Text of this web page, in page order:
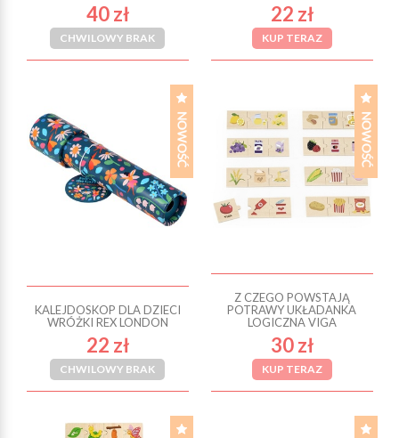
40 zł
CHWILOWY BRAK
22 zł
KUP TERAZ
KALEJDOSKOP DLA DZIECI
WRÓŻKI REX LONDON
22 zł
CHWILOWY BRAK
Z CZEGO POWSTAJĄ
POTRAWY UKŁADANKA
LOGICZNA VIGA
30 zł
KUP TERAZ